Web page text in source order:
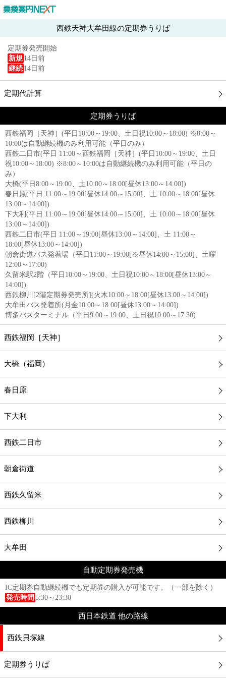
西鉄天神大牟田線の定期券うりば
定期券発売開始
新規 14日前
継続 14日前
定期代計算
定期券うりば
西鉄福岡［天神］(平日10:00～19:00、土日祝10:00～18:00) ※8:00～
10:00は自動継続機のみ利用可能（平日のみ）
西鉄二日市(平日 11:00～西鉄福岡［天神］(平日10:00～19:00、土日
祝10:00～18:00) ※8:00～10:00は自動継続機のみ利用可能（平日の
み）
大橋(平日8:00～19:00、土10:00～18:00[昼休13:00～14:00])
春日原(平日 11:00～19:00[昼休14:00～15:00]、土 10:00～18:00[昼休
13:00～14:00])
下大利(平日 11:00～19:00[昼休14:00～15:00]、土 10:00～18:00[昼休
13:00～14:00])
西鉄二日市(平日 11:00～19:00[昼休13:00～14:00]、土 11:00～
18:00[昼休13:00～14:00])
朝倉街道バス発着場（平日11:00～19:00[※昼休14:00～15:00]、土曜
12:00～17:00)
久留米駅2階（平日10:00～19:00、土日祝10:00～18:00[昼休13:00～
14:00])
西鉄柳川[2階定期券発売所](火木10:00～18:00[昼休13:00～14:00])
大牟田バス発着所(月金10:00～18:00[昼休13:00～14:00])
博多バスターミナル（平日9:00～19:00、土日祝10:00～17:30)
西鉄福岡［天神］
大橋（福岡）
春日原
下大利
西鉄二日市
朝倉街道
西鉄久留米
西鉄柳川
大牟田
自動定期券発売機
IC定期券自動継続機でも定期券の購入が可能です。（一部を除く）
発売時間 5:30～23:30
西日本鉄道 他の路線
西鉄貝塚線
定期券うりば